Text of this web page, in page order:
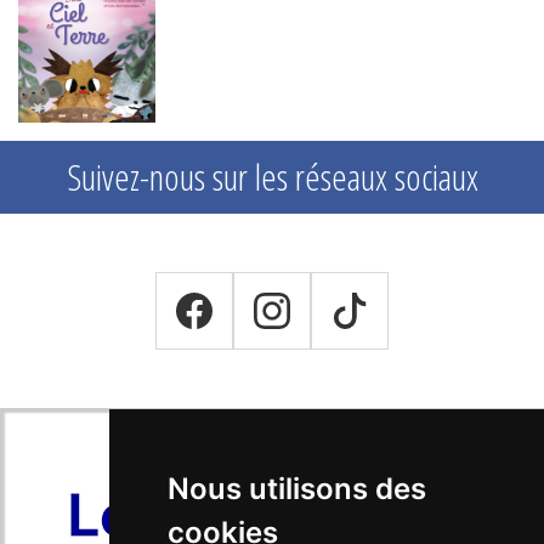
Nous utilisons des
cookies
Suivez-nous sur les réseaux sociaux